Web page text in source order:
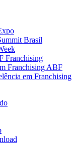
Brasil
Franchising
Franchising ABF
em Franchising